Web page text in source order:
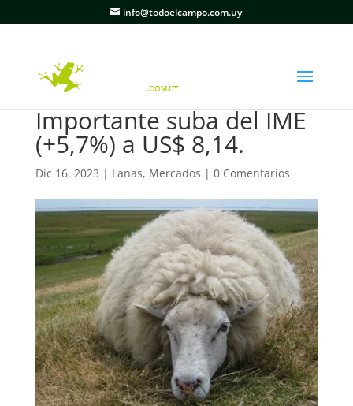
info@todoelcampo.com.uy
Importante suba del IME
(+5,7%) a US$ 8,14.
Dic 16, 2023 | Lanas, Mercados | 0 Comentarios